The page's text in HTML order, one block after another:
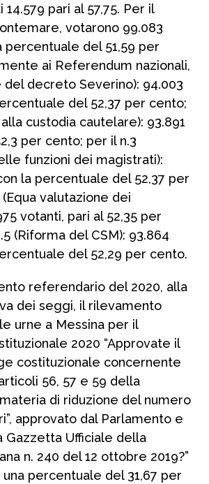
14.579 pari al 57,75. Per il
votarono 99.083
percentuale del 51,59 per
ai Referendum nazionali,
del decreto Severino): 94.003
del 52,37 per cento;
custodia cautelare): 93.891
per cento; per il n.3
funzioni dei magistrati):
la percentuale del 52,37 per
valutazione dei
votanti, pari al 52,35 per
(Riforma del CSM): 93.864
del 52,29 per cento.
referendario del 2020, alla
dei seggi, il rilevamento
urne a Messina per il
2020 “Approvate il
costituzionale concernente
56, 57 e 59 della
di riduzione del numero
approvato dal Parlamento e
Gazzetta Ufficiale della
n. 240 del 12 ottobre 2019?”
percentuale del 31,67 per